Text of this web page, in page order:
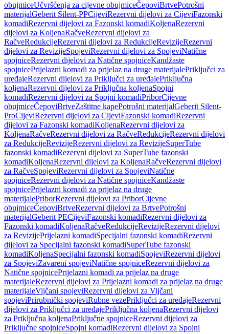
obujmiceUčvršćenja za cijevne obujmiceČepoviBrtvePotrošni
materijalGeberit Silent-PPCijeviRezervni dijelovi za CijeviFazonski
komadiRezervni dijelovi za Fazonski komadiKoljenaRezervni
dijelovi za KoljenaRačveRezervni dijelovi za
RačveRedukcijeRezervni dijelovi za RedukcijeRevizijeRezervni
dijelovi za RevizijeSpojeviRezervni dijelovi za SpojeviNatične
spojniceRezervni dijelovi za Natične spojniceKandžaste
spojnicePrijelazni komadi za prijelaz na druge materijalePriključci za
uređajeRezervni dijelovi za Priključci za uređajePriključna
koljenaRezervni dijelovi za Priključna koljenaSpojni
komadiRezervni dijelovi za Spojni komadiPriborCijevne
obujmiceČepoviBrtveZaštitne kapePotrošni materijalGeberit Silent-
ProCijeviRezervni dijelovi za CijeviFazonski komadiRezervni
dijelovi za Fazonski komadiKoljenaRezervni dijelovi za
KoljenaRačveRezervni dijelovi za RačveRedukcijeRezervni dijelovi
za RedukcijeRevizijeRezervni dijelovi za RevizijeSuperTube
fazonski komadiRezervni dijelovi za SuperTube fazonski
komadiKoljenaRezervni dijelovi za KoljenaRačveRezervni dijelovi
za RačveSpojeviRezervni dijelovi za SpojeviNatične
spojniceRezervni dijelovi za Natične spojniceKandžaste
spojnicePrijelazni komadi za prijelaz na druge
materijalePriborRezervni dijelovi za PriborCijevne
obujmiceČepoviBrtveRezervni dijelovi za BrtvePotrošni
materijalGeberit PECijeviFazonski komadiRezervni dijelovi za
Fazonski komadiKoljenaRačveRedukcijeRevizijeRezervni dijelovi
za RevizijePrijelazni komadiSpecijalni fazonski komadiRezervni
dijelovi za Specijalni fazonski komadiSuperTube fazonski
komadiKoljenaSpecijalni fazonski komadiSpojeviRezervni dijelovi
za SpojeviZavareni spojeviNatične spojniceRezervni dijelovi za
Natične spojnicePrijelazni komadi za prijelaz na druge
materijaleRezervni dijelovi za Prijelazni komadi za prijelaz na druge
materijaleVijčani spojeviRezervni dijelovi za Vijčani
spojeviPrirubnički spojeviRubne vezePriključci za uređajeRezervni
dijelovi za Priključci za uređajePriključna koljenaRezervni dijelovi
za Priključna koljenaPriključne spojniceRezervni dijelovi za
Priključne spojniceSpojni komadiRezervni dijelovi za Spojni